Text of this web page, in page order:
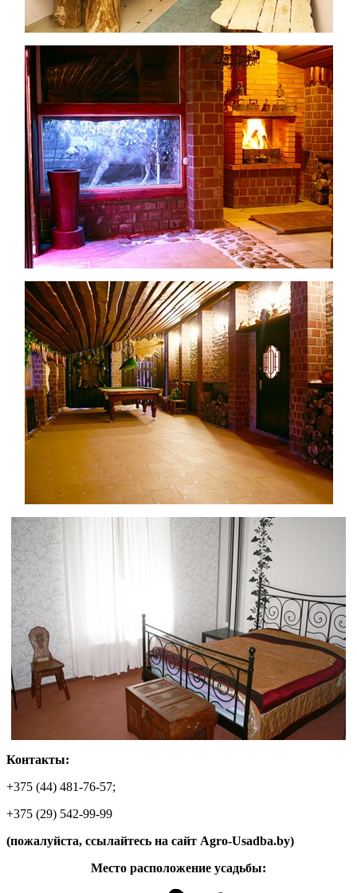
Контакты:
+375 (44) 481-76-57;
+375 (29) 542-99-99
(пожалуйста, ссылайтеcь на сайт Agro-Usadba.by)
Место расположение усадьбы: